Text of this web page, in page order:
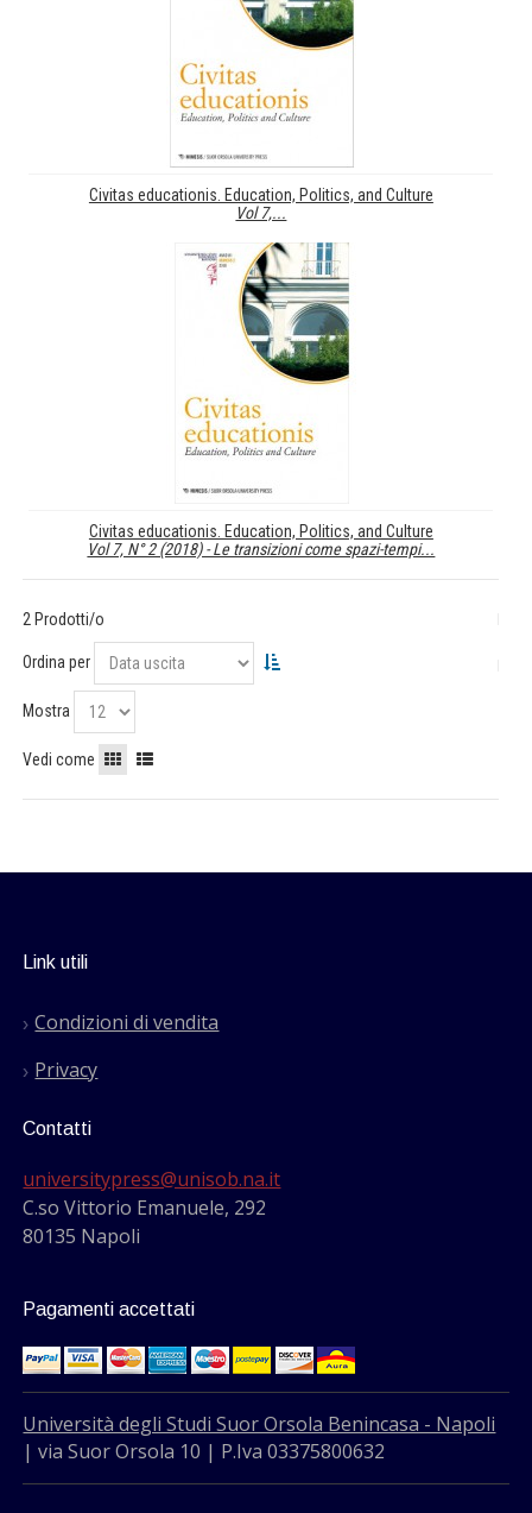
Civitas educationis. Education, Politics, and Culture
Vol 7,...
Civitas educationis. Education, Politics, and Culture
Vol 7, N° 2 (2018) - Le transizioni come spazi-tempi...
2 Prodotti/o
Ordina per
Mostra
Vedi come
Link utili
Condizioni di vendita
Privacy
Contatti
universitypress@unisob.na.it
C.so Vittorio Emanuele, 292
80135 Napoli
Pagamenti accettati
Università degli Studi Suor Orsola Benincasa - Napoli
| via Suor Orsola 10 | P.Iva 03375800632